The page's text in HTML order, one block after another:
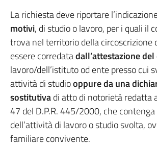
La richiesta deve riportare
motivi, di studio o lavoro, per i quali il
trova nel territorio della circoscrizione
essere corredatadall’attestazionedel
lavoro/dell’istituto od ente presso cui
attività di studiooppure da una
sostitutivadi atto di notorietà redatta
47 del D.P.R. 445/2000, che contenga
dell’attività di lavoro o studio svolta,
familiare convivente.